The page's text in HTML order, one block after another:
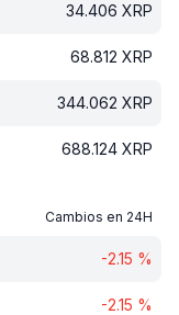
34.406 XRP
68.812 XRP
344.062 XRP
688.124 XRP
Cambios en 24H
-2.15 %
-2.15 %